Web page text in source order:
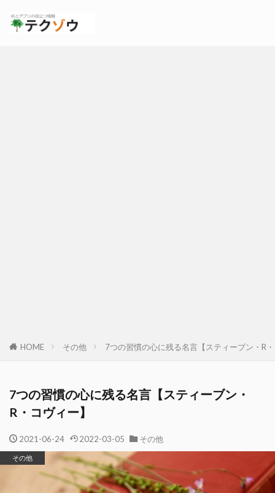
HOME その他 7つの習慣の心に残る名言【スティーブン・R
7つの習慣の心に残る名言【スティーブン・
R・コヴィー】
2021-06-24 2022-03-05 その他
その他